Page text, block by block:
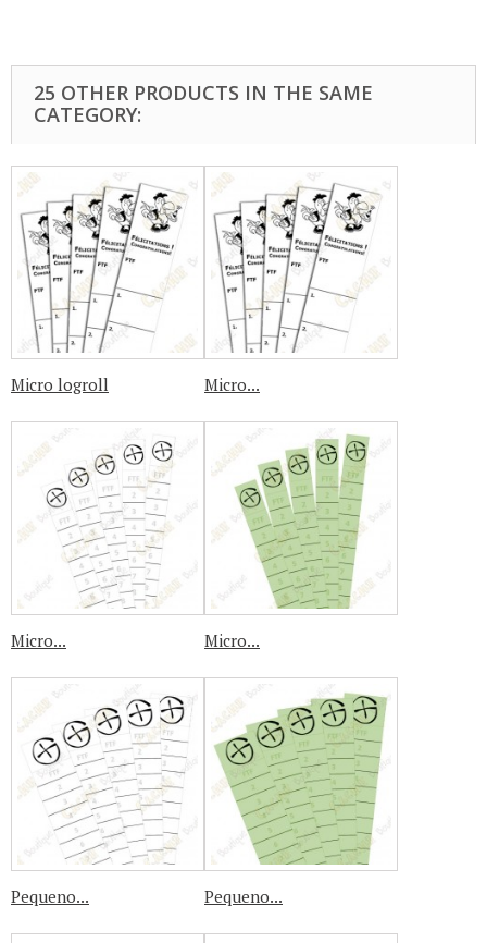
25 OTHER PRODUCTS IN THE SAME
CATEGORY:
Micro logroll Micro...
Micro... Micro...
Pequeno... Pequeno...